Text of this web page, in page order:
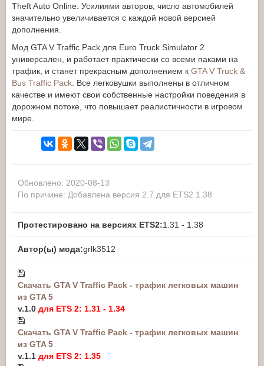
Theft Auto Online. Усилиями авторов, число автомобилей
значительно увеличивается с каждой новой версией
дополнения.
Мод GTA V Traffic Pack для Euro Truck Simulator 2
универсален, и работает практически со всеми паками на
трафик, и станет прекрасным дополнением к GTA V Truck &
Bus Traffic Pack . Все легковушки выполнены в отличном
качестве и имеют свои собственные настройки поведения в
дорожном потоке, что повышает реалистичности в игровом
мире.
Обновлено: 2020-08-13
По причине: Добавлена версия 2.7 для ETS2 1.38
Протестировано на версиях ETS2:1.31 - 1.38
Автор(ы) мода:grlk3512
Скачать GTA V Traffic Pack - трафик легковых машин
из GTA 5
v.1.0 для ETS 2: 1.31 - 1.34
Скачать GTA V Traffic Pack - трафик легковых машин
из GTA 5
v.1.1 для ETS 2: 1.35